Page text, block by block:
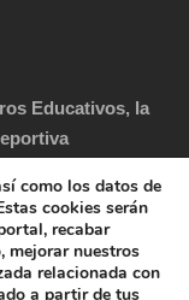
Educativos, la
aglutinando a más
la educación.
como los datos de
cookies serán
recabar
mejorar nuestros
relacionada con
a partir de tus